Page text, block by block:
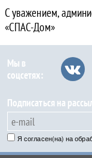
С уважением,
«СПАС-Дом»
Мы в
соцсетях:
Подписаться на
Я согласен(на) на